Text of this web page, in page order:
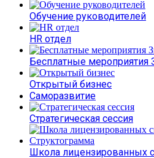
Обучение руководителей
HR отдел
Бесплатные
Открытый бизнес
Саморазвитие
Стратегическая сессия
Школа лицензированных